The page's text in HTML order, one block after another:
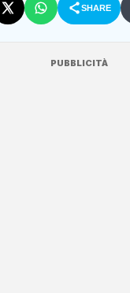
SHARE
PUBBLICITÀ